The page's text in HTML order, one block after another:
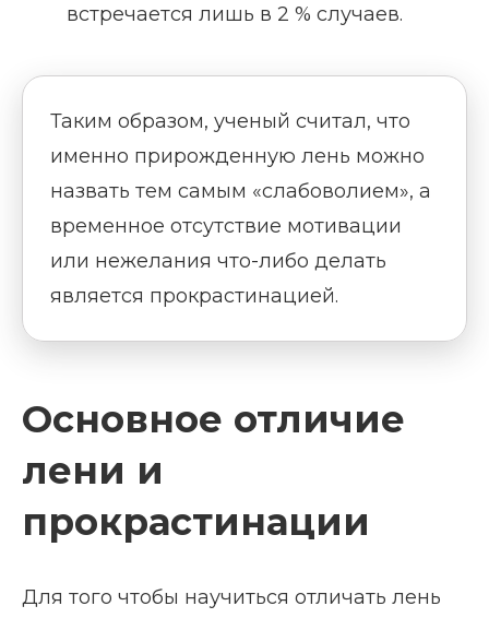
встречается лишь в 2 % случаев.
Таким образом, ученый считал, что
именно прирожденную лень можно
назвать тем самым «слабоволием», а
временное отсутствие мотивации
или нежелания что-либо делать
является прокрастинацией.
Основное отличие
лени и
прокрастинации
Для того чтобы научиться отличать лень